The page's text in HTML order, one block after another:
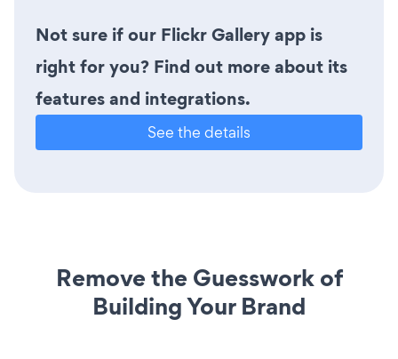
Not sure if our Flickr Gallery app is
right for you? Find out more about its
features and integrations.
See the details
Remove the Guesswork of
Building Your Brand